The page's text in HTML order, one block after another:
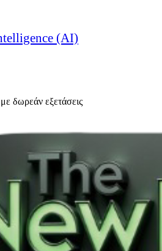
(AI)
δωρεάν εξετάσεις